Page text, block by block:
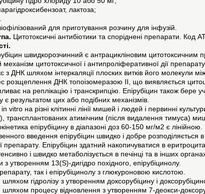
лактоза;
для приготування розчину для інфузій.
Цитотоксичні антибіотики та споріднені препарати. Код
швидкорозчинний є антрацикліновим цитотоксичним
механізм цитотоксичної і антипроліферативної дії
з ДНК шляхом інтеркаляції плоских витків його молекули
розщеплення ДНК топоізомеразою ІІ, що виявляється
на реплікацію і транскрипцію. Епірубіцин також
є результатом цих або подібних механізмів.
in vitro на різні клітинні лінії мишей і людей і первинні
трансплантованих атимічним (після видалення тимуса)
епірубіцину в діапазоні доз 60-150 мг/м2 є
введення епірубіцин швидко і добре
препарату. Епірубіцин здатний накопичуватися в
і швидко метаболізується в печінці та в інших
утворенням 13(S)-дигідро похідного, епірубіцинолу.
так і епірубіцинолу з глюкуроновою кислотою.
гідролізу з утворенням доксорубіцину і
шляхом процесу відновлення з утворенням 7-деокси-